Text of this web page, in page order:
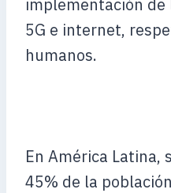
implementación de
5G e internet,
humanos.
En América Latina,
45% de la